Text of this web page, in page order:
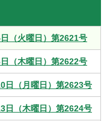
（火曜日）第2621号
（木曜日）第2622号
日（月曜日）第2623号
日（木曜日）第2624号